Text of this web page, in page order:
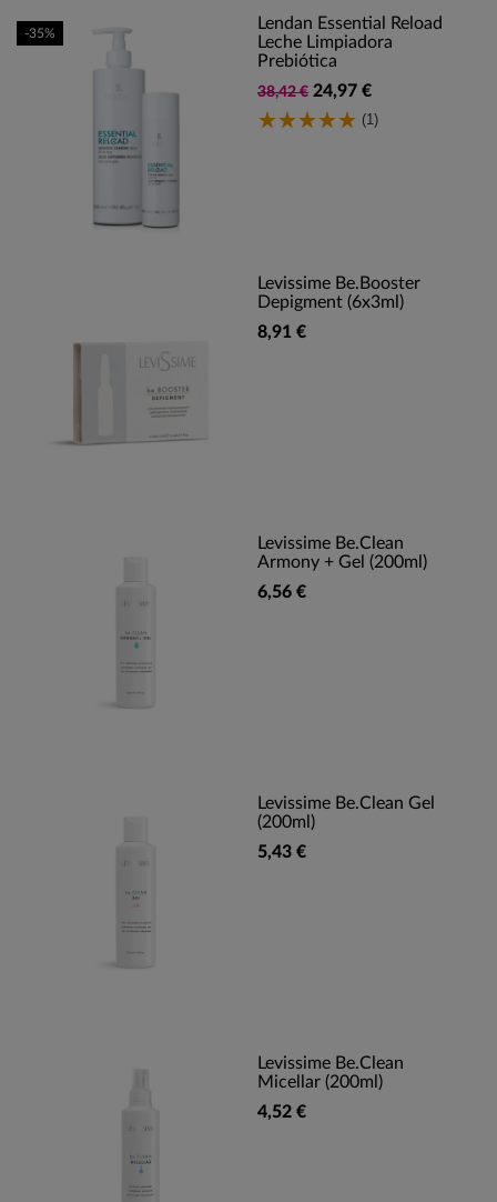
Lendan Essential Reload
Leche Limpiadora
Prebiótica
38,42 € 24,97 €
(1)
-35%
Levissime Be.Booster
Depigment (6x3ml)
8,91 €
Levissime Be.Clean
Armony + Gel (200ml)
6,56 €
Levissime Be.Clean Gel
(200ml)
5,43 €
Levissime Be.Clean
Micellar (200ml)
4,52 €